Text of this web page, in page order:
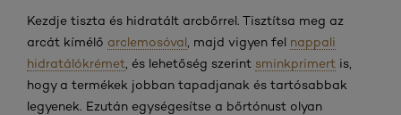
Kezdje tiszta és hidratált arcbőrrel. Tisztítsa meg az
arcát kímélő arclemosóval , majd vigyen fel nappali
hidratálókrémet , és lehetőség szerint sminkprimert is,
hogy a termékek jobban tapadjanak és tartósabbak
legyenek. Ezután egységesítse a bőrtónust olyan